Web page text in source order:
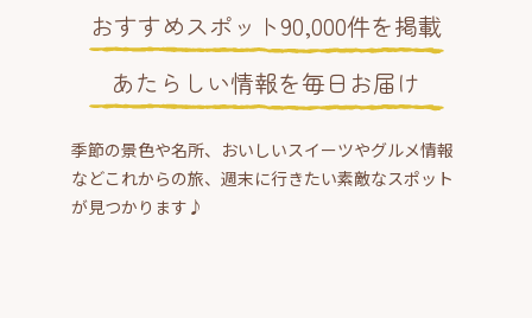
おすすめスポット90,000件を掲載
あたらしい情報を毎日お届け
季節の景色や名所、おいしいスイーツやグルメ情報
などこれからの旅、週末に行きたい素敵なスポット
が見つかります♪